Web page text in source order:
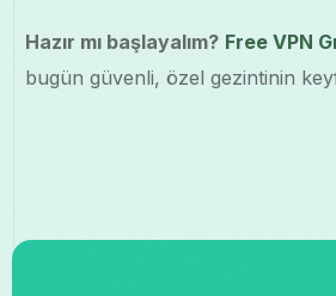
Hazır mı başlayalım? Free VPN
bugün güvenli, özel gezintinin